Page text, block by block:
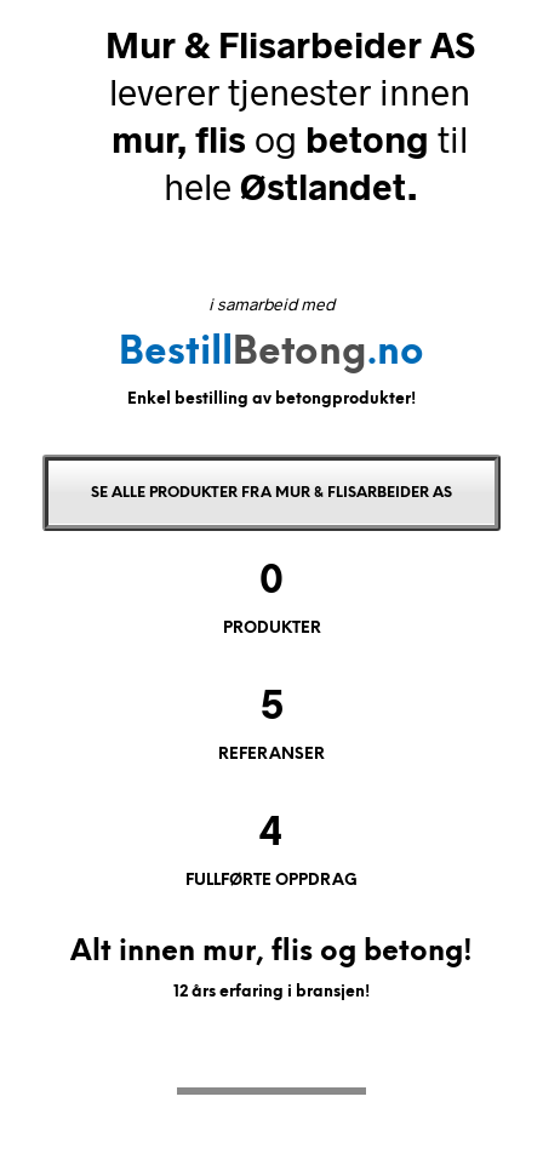
Mur & Flisarbeider AS
leverer tjenester innen
mur, flis og betong til
hele Østlandet.
i samarbeid med
BestillBetong.no
Enkel bestilling av betongprodukter!
SE ALLE PRODUKTER FRA MUR & FLISARBEIDER AS
0
PRODUKTER
5
REFERANSER
4
FULLFØRTE OPPDRAG
Alt innen mur, flis og betong!
12 års erfaring i bransjen!